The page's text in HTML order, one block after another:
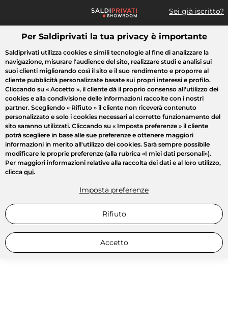
Sei già iscritto?
Cosa cerchi?
Tutte le vendite Moda Casa Bellezza Elettrodomestici
Per Saldiprivati la tua privacy è importante
Saldiprivati utilizza cookies e simili tecnologie al fine di analizzare la
navigazione, misurare l'audience del sito, realizzare studi e analisi sui
suoi clienti migliorando così il sito e il suo rendimento e proporre al
cliente pubblicità personalizzate basate sui propri interessi e profilo.
Cliccando su « Accetto », il cliente dà il proprio consenso all'utilizzo dei
cookies e alla condivisione delle informazioni raccolte con i nostri
partner. Scegliendo « Rifiuto » il cliente non riceverà contenuto
personalizzato e solo i cookies necessari al corretto funzionamento del
sito saranno utilizzati. Cliccando su « Imposta preferenze » il cliente
potrà scegliere in base alle sue preferenze e ottenere maggiori
informazioni in merito all'utilizzo dei cookies. Sarà sempre possibile
modificare le proprie preferenze (alla rubrica «I miei dati personali»).
Per maggiori informazioni relative alla raccolta dei dati e al loro utilizzo,
clicca qui.
Imposta preferenze
Rifiuto
Accetto